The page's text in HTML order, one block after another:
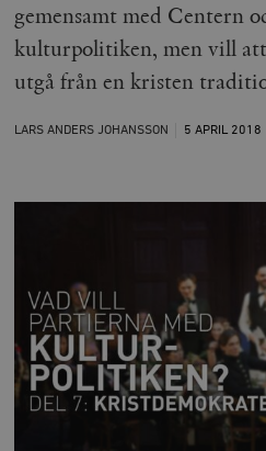
gemensamt med Centern
kulturpolitiken, men vill
utgå från en kristen
LARS ANDERS JOHANSSON 5 APRIL 2018